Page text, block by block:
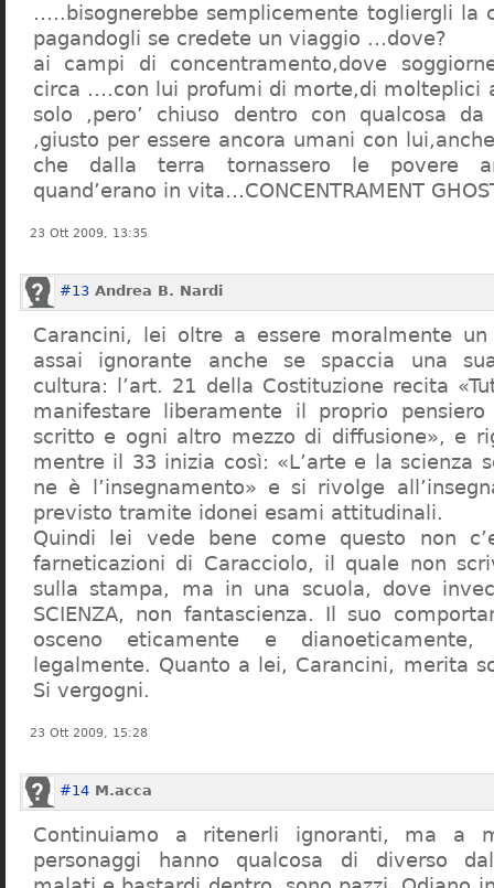
…..bisognerebbe semplicemente togliergli la
pagandogli se credete un viaggio …dove?
ai campi di concentramento,dove
circa ….con lui profumi di morte,di molteplici
solo ,pero’ chiuso dentro con qualcosa
,giusto per essere ancora umani con
che dalla terra tornassero le povere
quand’erano in vita…CONCENTRAMENT
23 Ott 2009, 13:35
#13 Andrea B. Nardi
Carancini, lei oltre a essere moralmente
assai ignorante anche se spaccia una
cultura: l’art. 21 della Costituzione recita
manifestare liberamente il proprio
scritto e ogni altro mezzo di diffusione», e
mentre il 33 inizia così: «L’arte e la scienza
ne è l’insegnamento» e si rivolge
previsto tramite idonei esami attitudinali.
Quindi lei vede bene come questo non
farneticazioni di Caracciolo, il quale non
sulla stampa, ma in una scuola, dove
SCIENZA, non fantascienza. Il suo
osceno eticamente e dianoeticamente,
legalmente. Quanto a lei, Carancini, merita
Si vergogni.
23 Ott 2009, 15:28
#14 M.acca
Continuiamo a ritenerli ignoranti, ma a
personaggi hanno qualcosa di diverso